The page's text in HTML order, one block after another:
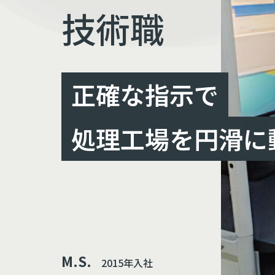
技術職
正確な指示で
処理工場を円滑
M.S. 2015年入社